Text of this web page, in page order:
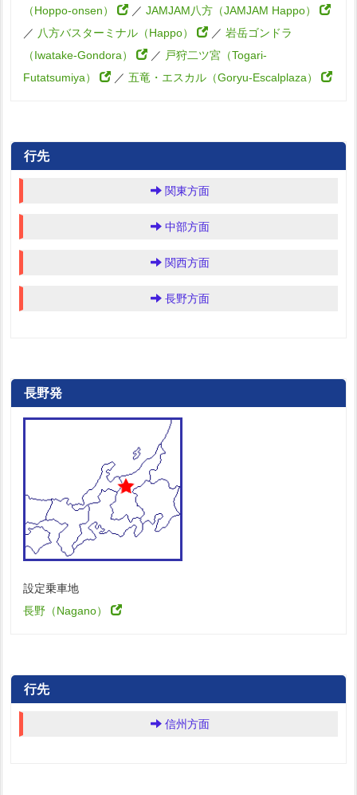
（Hoppo-onsen）
／ JAMJAM八方（JAMJAM Happo）
／ 八方バスターミナル（Happo） ／ 岩岳ゴンドラ
（Iwatake-Gondora）
／ 戸狩二ツ宮（Togari-
Futatsumiya）
／ 五竜・エスカル（Goryu-Escalplaza）
行先
関東方面
中部方面
関西方面
長野方面
長野発
設定乗車地
長野（Nagano）
行先
信州方面